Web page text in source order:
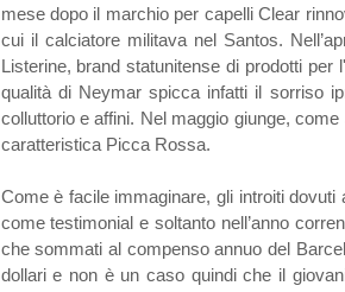
mese dopo il marchio per capelli Clear
cui il calciatore militava nel Santos.
Listerine, brand statunitense di prodotti
qualità di Neymar spicca infatti il sorriso
colluttorio e affini. Nel maggio giunge, come
caratteristica Picca Rossa.
Come è facile immaginare, gli introiti
come testimonial e soltanto nell’anno
che sommati al compenso annuo del
dollari e non è un caso quindi che il